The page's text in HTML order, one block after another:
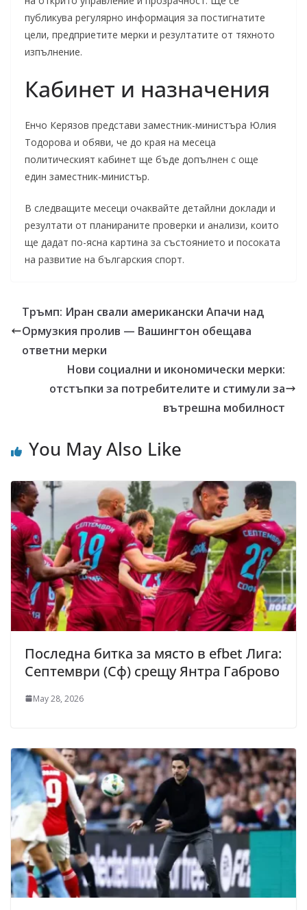
публикува регулярно информация за постигнатите
цели, предприетите мерки и резултатите от тяхното
изпълнение.
Кабинет и назначения
Енчо Керязов представи заместник-министъра Юлия
Тодорова и обяви, че до края на месеца
политическият кабинет ще бъде допълнен с още
един заместник-министър.
В следващите месеци очаквайте детайлни доклади и
резултати от планираните проверки и анализи, които
ще дадат по-ясна картина за състоянието и посоката
на развитие на българския спорт.
Тръмп: Иран свали американски Апачи над
Ормузкия пролив — Вашингтон обещава
ответни мерки
Нови социални и икономически мерки:
отстъпки за потребителите и стимули за
вътрешна мобилност
You May Also Like
Последна битка за място в efbet Лига:
Септември (Сф) срещу Янтра Габрово
May 28, 2026